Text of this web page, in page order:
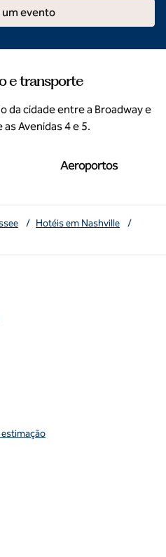
um evento
e transporte
da cidade entre a Broadway e
Avenidas 4 e 5.
Aeroportos
/ Hotéis em Nashville
/